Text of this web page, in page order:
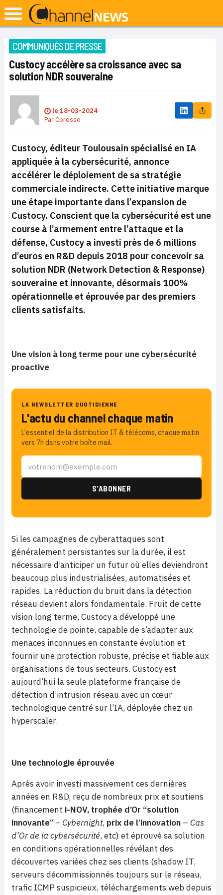
COMMUNIQUÉS DE PRESSE
Custocy accélère sa croissance avec sa
solution NDR souveraine
le18-03-2024
ParCpresse
Custocy, éditeur Toulousain spécialisé en IA
appliquée à la cybersécurité, annonce
accélérer le déploiement de sa stratégie
commerciale indirecte. Cette initiative marque
une étape importante dans l’expansion de
Custocy. Conscient que la cybersécurité est une
course à l’armement entre l’attaque et la
défense, Custocy a investi près de 6 millions
d’euros en R&D depuis 2018 pour concevoir sa
solution NDR (Network Detection & Response)
souveraine et innovante, désormais 100%
opérationnelle et éprouvée par des premiers
clients satisfaits.
Une vision à long terme pour une cybersécurité
proactive
LA NEWSLETTER QUOTIDIENNE
L'actu du channel chaque matin
L'essentiel de la distribution IT & télécoms, chaque matin
vers 7h dans votre boîte mail.
Si les campagnes de cyberattaques sont
généralement persistantes sur la durée, il est
nécessaire d’anticiper un futur où elles deviendront
beaucoup plus industrialisées, automatisées et
rapides. La réduction du bruit dans la détection
réseau devient alors fondamentale. Fruit de cette
vision long terme, Custocy a développé une
technologie de pointe, capable de s’adapter aux
menaces inconnues en constante évolution et
fournir une protection robuste, précise et fiable aux
organisations de tous secteurs. Custocy est
aujourd’hui la seule plateforme française de
détection d’intrusion réseau avec un cœur
technologique centré sur l’IA, déployée chez un
hyperscaler.
Une technologie éprouvée
Après avoir investi massivement ces dernières
années en R&D, reçu de nombreux prix et soutiens
(financement i-NOV, trophée d’Or “solution
innovante”– Cybernight, prix de l’innovation – Cas
d’Or de la cybersécurité, etc) et éprouvé sa solution
en conditions opérationnelles révélant des
découvertes variées chez ses clients (shadow IT,
serveurs décommissionnés toujours sur le réseau,
trafic ICMP suspicieux, téléchargements web depuis